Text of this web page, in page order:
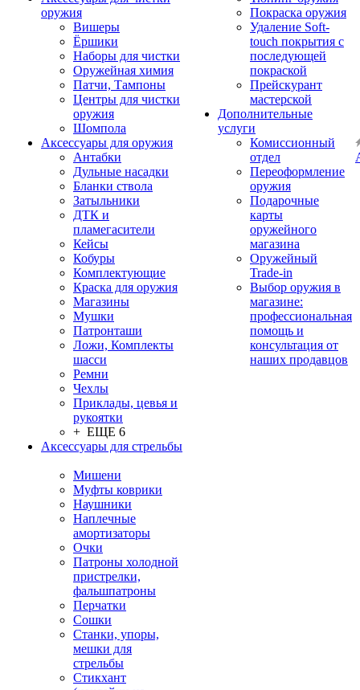
оружия
Вишеры
Ёршики
Наборы для чистки
Оружейная химия
Патчи, Тампоны
Центры для чистки
оружия
Шомпола
Аксессуары для оружия
Антабки
Дульные насадки
Бланки ствола
Затыльники
ДТК и
пламегасители
Кейсы
Кобуры
Комплектующие
Краска для оружия
Магазины
Мушки
Патронташи
Ложи, Комплекты
шасси
Ремни
Чехлы
Приклады, цевья и
рукоятки
+ ЕЩЕ 6
Аксессуары для стрельбы
Мишени
Муфты коврики
Наушники
Наплечные
амортизаторы
Очки
Патроны холодной
пристрелки,
фальшпатроны
Перчатки
Сошки
Станки, упоры,
мешки для
стрельбы
Стикхант
Покраска оружия
Удаление Soft-
touch покрытия с
последующей
покраской
Прейскурант
мастерской
Дополнительные
услуги
Комиссионный
отдел
Переоформление
оружия
Подарочные
карты
оружейного
магазина
Оружейный
Trade-in
Выбор оружия в
магазине:
профессиональная
помощь и
консультация от
наших продавцов